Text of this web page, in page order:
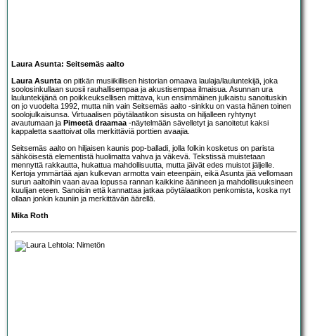
Laura Asunta: Seitsemäs aalto
Laura Asunta on pitkän musiikillisen historian omaava laulaja/lauluntekijä, joka
soolosinkullaan suosii rauhallisempaa ja akustisempaa ilmaisua. Asunnan ura
lauluntekijänä on poikkeuksellisen mittava, kun ensimmäinen julkaistu sanoituskin
on jo vuodelta 1992, mutta niin vain Seitsemäs aalto -sinkku on vasta hänen toinen
soolojulkaisunsa. Virtuaalisen pöytälaatikon sisusta on hiljalleen ryhtynyt
avautumaan ja Pimeetä draamaa -näytelmään sävelletyt ja sanoitetut kaksi
kappaletta saattoivat olla merkittäviä porttien avaajia.
Seitsemäs aalto on hiljaisen kaunis pop-balladi, jolla folkin kosketus on parista
sähköisestä elementistä huolimatta vahva ja väkevä. Tekstissä muistetaan
mennyttä rakkautta, hukattua mahdollisuutta, mutta jäivät edes muistot jäljelle.
Kertoja ymmärtää ajan kulkevan armotta vain eteenpäin, eikä Asunta jää vellomaan
surun aaltoihin vaan avaa lopussa rannan kaikkine äänineen ja mahdollisuuksineen
kuulijan eteen. Sanoisin että kannattaa jatkaa pöytälaatikon penkomista, koska nyt
ollaan jonkin kauniin ja merkittävän äärellä.
Mika Roth